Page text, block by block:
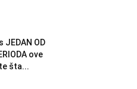
JEDAN OD
ove
šta...